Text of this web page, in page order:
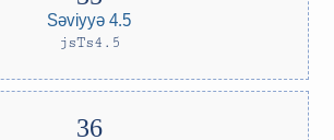
Səviyyə 4.5
jsTs4.5